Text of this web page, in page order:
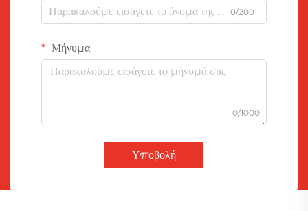
0/200
Μήνυμα
0/1000
Υποβολή